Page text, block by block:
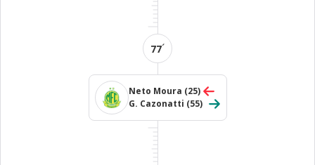
77´
Neto Moura (25)
G. Cazonatti (55)